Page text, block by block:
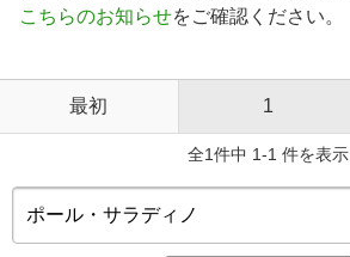
こちらのお知らせをご確認ください。
最初 1
全1件中 1-1 件を表示